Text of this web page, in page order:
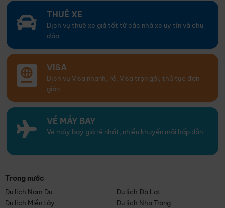
THUÊ XE
Dịch vụ thuê xe giá tốt từ các nhà xe uy tín và chu
đáo
VISA
Dịch vụ Visa nhanh, rẻ. Visa trọn gói, thủ tục đơn
giản
VÉ MÁY BAY
Vé máy bay giá rẻ nhất, nhiều khuyến mãi hấp dẫn
Trong nước
Du lịch Nam Du
Du lịch Đà Lạt
Du lịch Miền tây
Du lịch Nha Trang